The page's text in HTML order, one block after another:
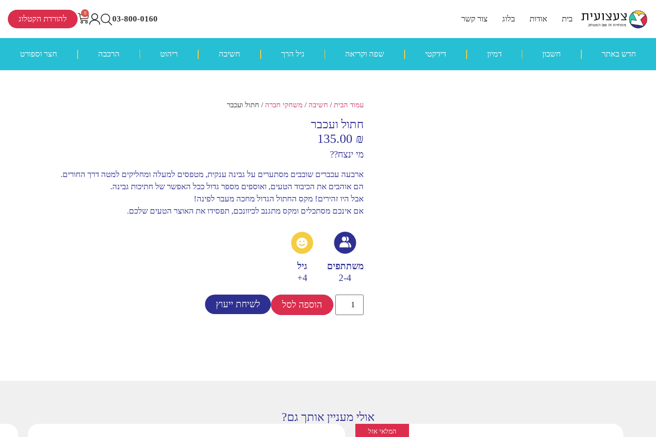
בית אודות בלוג צור קשר 03-800-0160
0
להורדת הקטלוג
חדש באתר חשבון דמיון דידקטי שפה וקריאה גיל הרך חשיבה ריהוט הרכבה חצר וספורט
עמוד הבית / חשיבה / משחקי חברה / חתול ועכבר
חתול ועכבר
135.00 ₪
מי ינצח??
ארבעה עכברים שובבים מסתערים על גבינה ענקית, מטפסים למעלה ומחליקים למטה דרך החורים.
הם אוהבים את הכיבוד הטעים, ואוספים מספר גדול ככל האפשר של חתיכות גבינה.
אבל היו זהירים! מקס החתול הגדול מחכה מעבר לפינה!
אם אינכם מסתכלים ומקס מתגנב לכיוונכם, תפסידו את האוצר הטעים שלכם.
משתתפים
2-4
גיל
4+
הוספה לסל לשיחת ייעוץ
אולי מעניין אותך גם?
המלאי אזל